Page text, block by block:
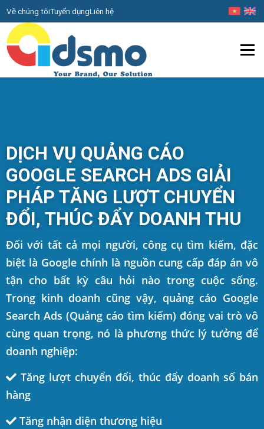
Về chúng tôiTuyển dụngLiên hệ
DỊCH VỤ QUẢNG CÁO
GOOGLE SEARCH ADS GIẢI
PHÁP TĂNG LƯỢT CHUYỂN
ĐỔI, THÚC ĐẨY DOANH THU
Đối với tất cả mọi người, công cụ tìm kiếm, đặc
biệt là Google chính là nguồn cung cấp đáp án vô
tận cho bất kỳ câu hỏi nào trong cuộc sống.
Trong kinh doanh cũng vậy, quảng cáo Google
Search Ads (Quảng cáo tìm kiếm) đóng vai trò vô
cùng quan trọng, nó là phương thức lý tưởng để
doanh nghiệp:
Tăng lượt chuyển đổi, thúc đẩy doanh số bán
hàng
Tăng nhận diện thương hiệu